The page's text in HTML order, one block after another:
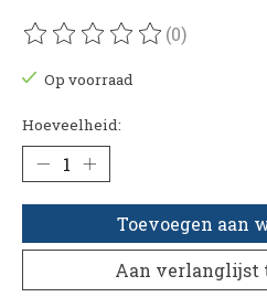
De beoordeling van dit
(0)
Op voorraad
Hoeveelheid:
Toevoegen aan
Aan verlanglijst